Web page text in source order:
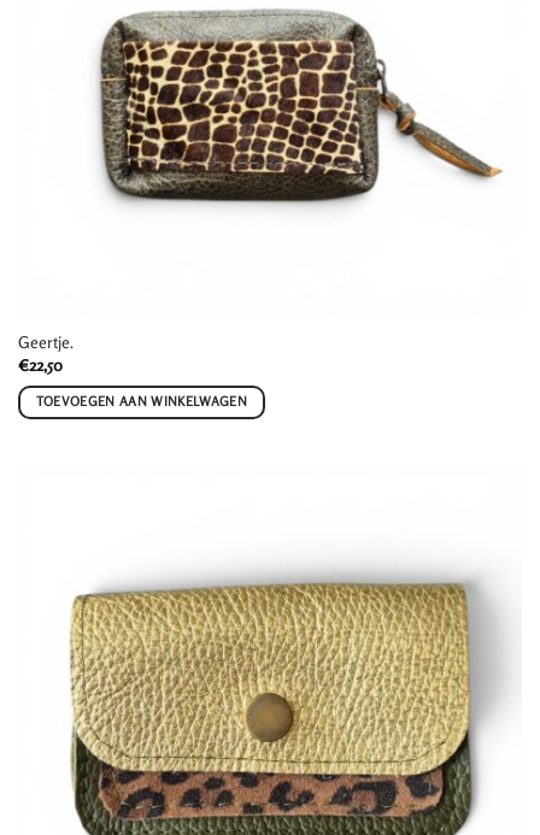
Geertje.
€22,50
TOEVOEGEN AAN WINKELWAGEN